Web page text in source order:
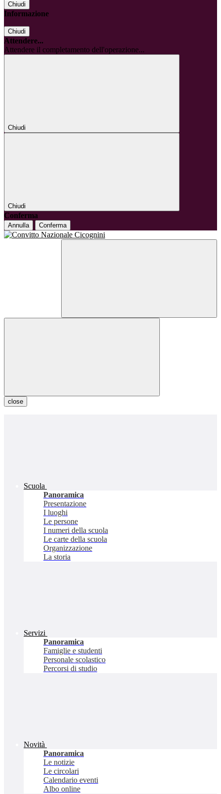
Chiudi
Informazione
Chiudi
Attendere...
Attendere il completamento dell'operazione...
Chiudi
Chiudi
Conferma
Annulla Conferma
close
Scuola
Panoramica
Presentazione
I luoghi
Le persone
I numeri della scuola
Le carte della scuola
Organizzazione
La storia
Servizi
Panoramica
Famiglie e studenti
Personale scolastico
Percorsi di studio
Novità
Panoramica
Le notizie
Le circolari
Calendario eventi
Albo online